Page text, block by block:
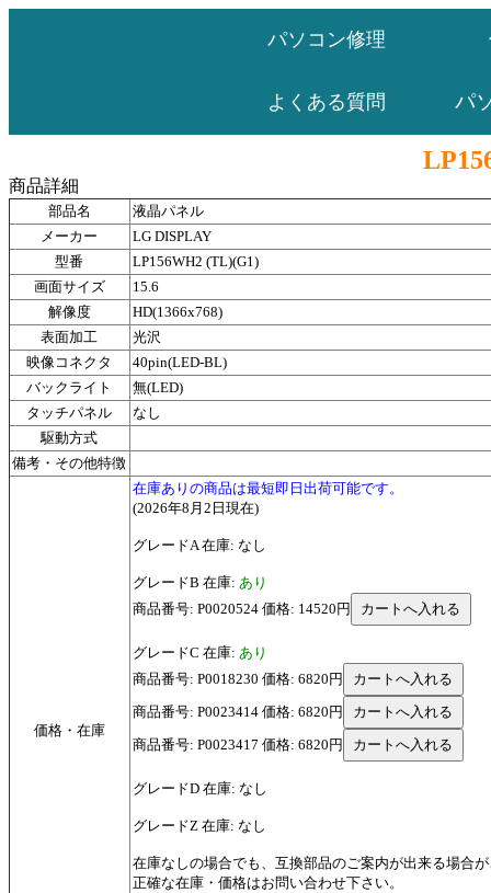
パソコン修理
よくある質問 パ
商品詳細
部品名
液晶パネル
メーカー
LG DISPLAY
型番
LP156WH2 (TL)(G1)
画面サイズ
15.6
解像度
HD(1366x768)
表面加工
光沢
映像コネクタ
40pin(LED-BL)
バックライト
無(LED)
タッチパネル
なし
駆動方式
備考・その他特徴
価格・在庫
在庫ありの商品は最短即日出荷可能です。
(2026年8月2日現在)
グレードA 在庫: なし
グレードB 在庫: あり
商品番号: P0020524 価格: 14520円
グレードC 在庫: あり
商品番号: P0018230 価格: 6820円
商品番号: P0023414 価格: 6820円
商品番号: P0023417 価格: 6820円
グレードD 在庫: なし
グレードZ 在庫: なし
在庫なしの場合でも、互換部品のご案内が出来る場合
正確な在庫・価格はお問い合わせ下さい。